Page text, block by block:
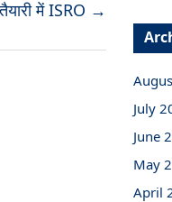
में ISRO →
July
June
May
April